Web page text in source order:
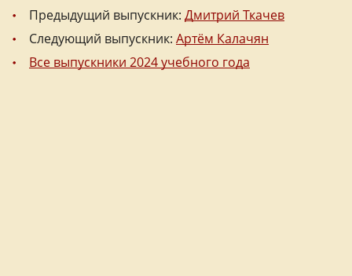
Предыдущий выпускник: Дмитрий Ткачев
Следующий выпускник: Артём Калачян
Все выпускники 2024 учебного года